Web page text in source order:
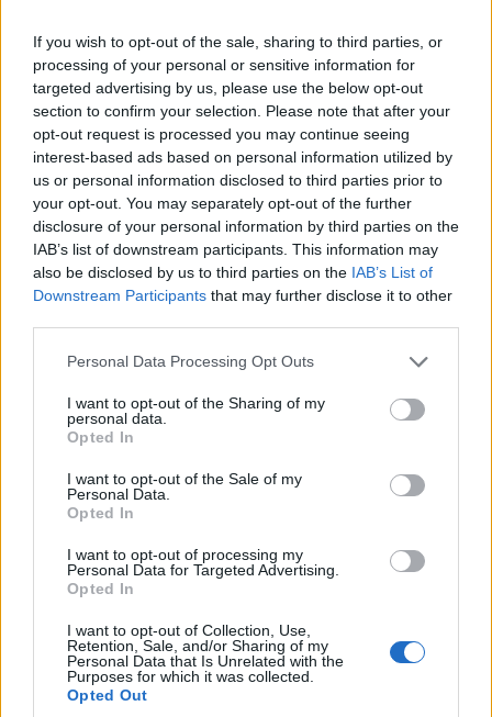
If you wish to opt-out of the sale, sharing to third parties, or
processing of your personal or sensitive information for
targeted advertising by us, please use the below opt-out
section to confirm your selection. Please note that after your
opt-out request is processed you may continue seeing
interest-based ads based on personal information utilized by
us or personal information disclosed to third parties prior to
your opt-out. You may separately opt-out of the further
disclosure of your personal information by third parties on the
IAB’s list of downstream participants. This information may
also be disclosed by us to third parties on the IAB’s List of
Downstream Participants that may further disclose it to other
Please note that this website/app uses one or more Google
not limited to your visit or usage behaviour. You may click to
grant or deny consent to Google and its third-party tags to
use your data for below specified purposes in below Google
consent section.
Personal Data Processing Opt Outs
I want to opt-out of the Sharing of my
personal data.
Opted In
I want to opt-out of the Sale of my
Personal Data.
Opted In
I want to opt-out of processing my
Personal Data for Targeted Advertising.
Opted In
I want to opt-out of Collection, Use,
Retention, Sale, and/or Sharing of my
Personal Data that Is Unrelated with the
Purposes for which it was collected.
Opted Out
A közlemény szerint a pénztárgépátállás első ütemének
(kiskasszák) határideje változatlanul augusztus 31., ám
az új ütemezés szerint az adóalanyoknak addig csak
regisztrálniuk kell a NAV-nál vagy az ügyfélkapun, s egy
üzembe helyezési kódot kell kérniük. A hagyományos
pénztárgépek december 31-ig használhatók, aki új
üzletet indít, az is vásárolhat vagy bérelhet ilyet. A lényeg,
hogy nyugtát mindenképpen adjon, s persze a már
említett kód is kell. Online gépet azonban még minden
kereskedő ráér rendelni.
A mostani könnyítés alig két héttel a harmadik határidő
lejárta előtt született. A Nemzetgazdasági Minisztérium
az átállás végső dátuma, de amikor egyértelművé vált,
hogy a gépeknek még a tervezésére és az
százezer legyártására, szeptember elseje lett az új
dátum. Az elmúlt hetekben, amikor már sejteni lehetett,
hogy ez sem tartható, már könnyítettek: elég volt
megrendelni egy gépet, hogy a kereskedő mentesüljön a
büntetés alól - ismerteti a Népszabadság.
Diákok a munkaerőpiacon: Így formálják a 2026-os